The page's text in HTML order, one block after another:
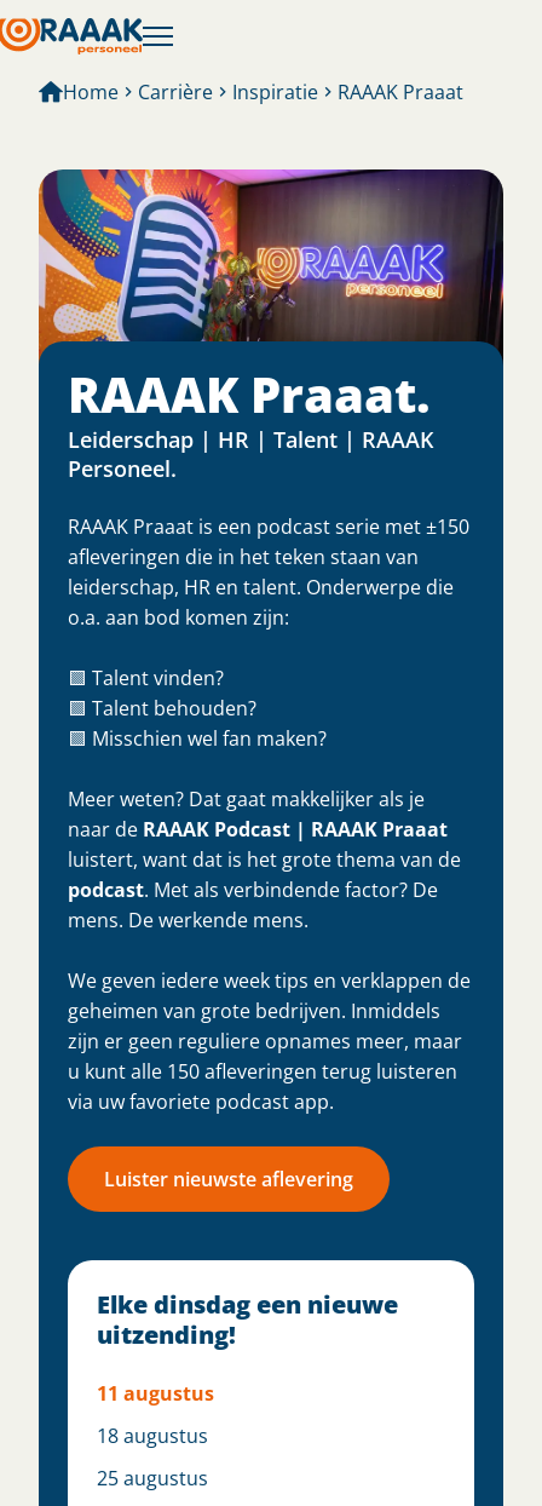
Home Carrière Inspiratie RAAAK Praaat
RAAAK Praaat.
Leiderschap | HR | Talent | RAAAK
Personeel.
RAAAK Praaat is een podcast serie met ±150
afleveringen die in het teken staan van
leiderschap, HR en talent. Onderwerpe die
o.a. aan bod komen zijn:
🟩 Talent vinden?
🟩 Talent behouden?
🟩 Misschien wel fan maken?
Meer weten? Dat gaat makkelijker als je
naar de RAAAK Podcast | RAAAK Praaat
luistert, want dat is het grote thema van de
podcast. Met als verbindende factor? De
mens. De werkende mens.
We geven iedere week tips en verklappen de
geheimen van grote bedrijven. Inmiddels
zijn er geen reguliere opnames meer, maar
u kunt alle 150 afleveringen terug luisteren
via uw favoriete podcast app.
Luister nieuwste aflevering
Elke dinsdag een nieuwe
uitzending!
11 augustus
18 augustus
25 augustus